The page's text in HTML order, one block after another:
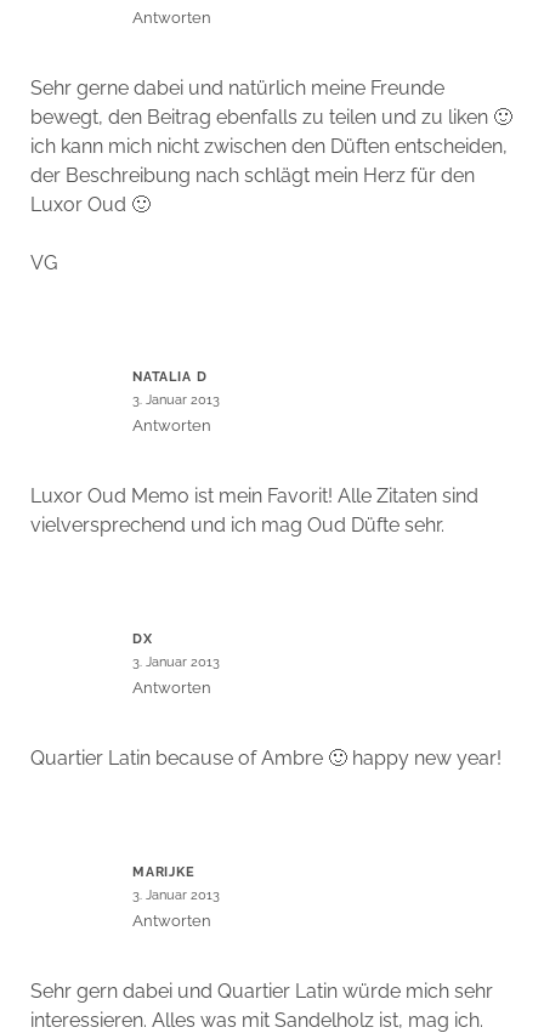
Antworten
Sehr gerne dabei und natürlich meine Freunde
bewegt, den Beitrag ebenfalls zu teilen und zu liken 🙂
ich kann mich nicht zwischen den Düften entscheiden,
der Beschreibung nach schlägt mein Herz für den
Luxor Oud 🙂
VG
NATALIA D
3. Januar 2013
Antworten
Luxor Oud Memo ist mein Favorit! Alle Zitaten sind
vielversprechend und ich mag Oud Düfte sehr.
DX
3. Januar 2013
Antworten
Quartier Latin because of Ambre 🙂 happy new year!
MARIJKE
3. Januar 2013
Antworten
Sehr gern dabei und Quartier Latin würde mich sehr
interessieren. Alles was mit Sandelholz ist, mag ich.